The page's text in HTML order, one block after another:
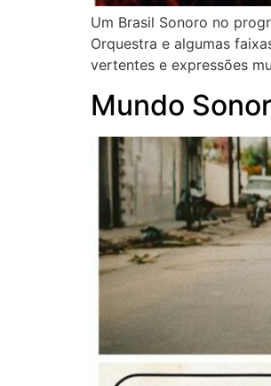
Um Brasil Sonoro no
Orquestra e algumas
vertentes e expressões
Mundo